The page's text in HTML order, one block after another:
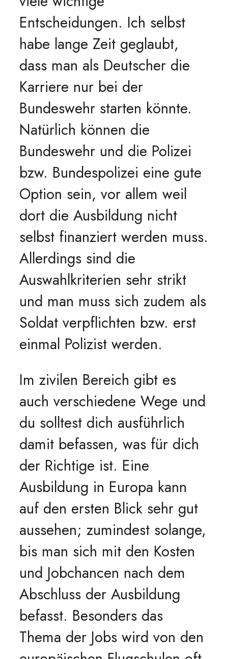
Entscheidungen. Ich selbst
habe lange Zeit geglaubt,
dass man als Deutscher die
Karriere nur bei der
Bundeswehr starten könnte.
Natürlich können die
Bundeswehr und die Polizei
bzw. Bundespolizei eine gute
Option sein, vor allem weil
dort die Ausbildung nicht
selbst finanziert werden muss.
Allerdings sind die
Auswahlkriterien sehr strikt
und man muss sich zudem als
Soldat verpflichten bzw. erst
einmal Polizist werden.
Im zivilen Bereich gibt es
auch verschiedene Wege und
du solltest dich ausführlich
damit befassen, was für dich
der Richtige ist. Eine
Ausbildung in Europa kann
auf den ersten Blick sehr gut
aussehen; zumindest solange,
bis man sich mit den Kosten
und Jobchancen nach dem
Abschluss der Ausbildung
befasst. Besonders das
Thema der Jobs wird von den